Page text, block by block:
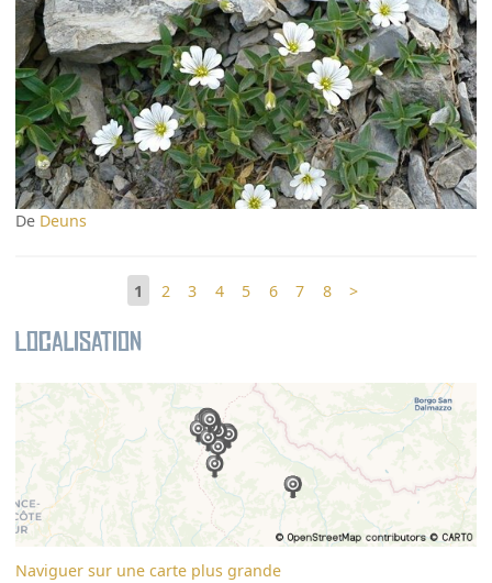
De Deuns
1 2 3 4 5 6 7 8 >
Localisation
Naviguer sur une carte plus grande